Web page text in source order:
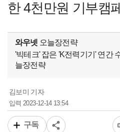
한 4천만원 기부캠
와우넷 오늘장전략
'빅테크' 잡은 'K전력기기' 연간
늘장전략
김보미 기자
입력 2023-12-14 13:54
구독